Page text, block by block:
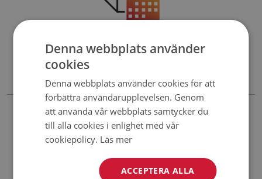
Vi levererar med kurirföretag både inom landet och utomlands.
Leveranstiden är vanligtvis 4-7 arbetsdagar.
Denna webbplats använder
cookies
Denna webbplats använder cookies för att
förbättra användarupplevelsen. Genom
att använda vår webbplats samtycker du
till alla cookies i enlighet med vår
cookiepolicy. Läs mer
ACCEPTERA ALLA